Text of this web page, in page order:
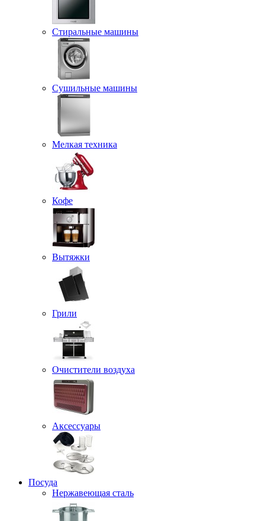
Стиральные машины
Сушильные машины
Мелкая техника
Кофе
Вытяжки
Грили
Очистители воздуха
Аксессуары
Посуда
Нержавеющая сталь